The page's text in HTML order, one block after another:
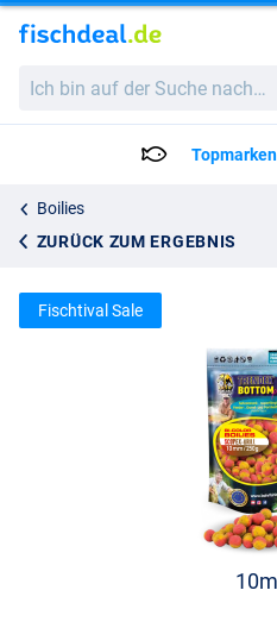
bin
Boilies
ZURÜCK ZUM ERGEBNIS
3.95
Fischtival Sale